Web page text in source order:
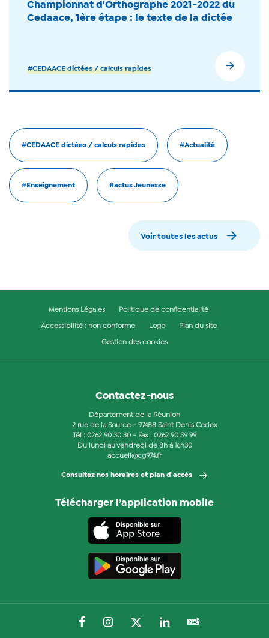
Championnat d'Orthographe 2021-2022 du
Cedaace, 1ère étape : le texte de la dictée
#CEDAACE dictées / calculs rapides
#CEDAACE dictées / calculs rapides #Actualité
#Enseignement #actus Jeunesse
Voir toutes les actus
Mentions Légales Politique de confidentialité
Accessibilité : non conforme Logo Plan du site
Gestion des cookies
Contactez-nous
Département de la Réunion
2 rue de la Source - 97488 Saint Denis Cedex
Tél : 0262 90 30 30 - Fax : 0262 90 39 99
Du lundi au vendredi de 8h à 16h30
accueil@cg974.fr
Consultez nos horaires et plan d'accès
Télécharger l’application mobile